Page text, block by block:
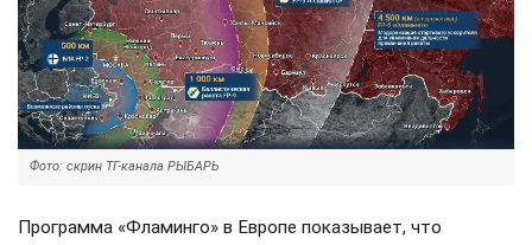
Фото: скрин ТГ-канала РЫБАРЬ
Программа «Фламинго» в Европе показывает, что